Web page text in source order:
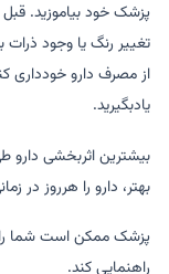
پزشک خود بیاموزید.
تغییر رنگ یا وجود
از مصرف دارو خودداری
یادبگیرید.
بیشترین اثربخشی
بهتر، دارو را هرروز در
پزشک ممکن است شما را
راهنمایی کند.